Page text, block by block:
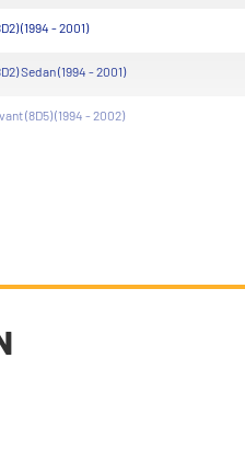
(1994 - 2001)
Sedan (1994 - 2001)
(8D5) (1994 - 2002)